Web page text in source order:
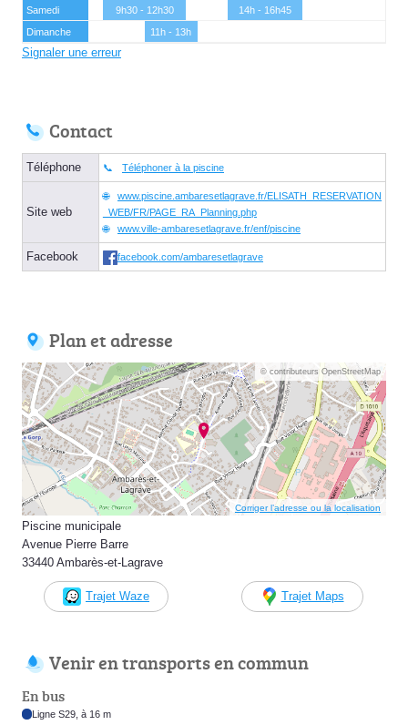
Samedi
9h30 - 12h30
14h - 16h45
Dimanche
11h - 13h
Signaler une erreur
Contact
Téléphone Téléphoner à la piscine
Site web
www.piscine.ambaresetlagrave.fr/ELISATH_RESERVATION
_WEB/FR/PAGE_RA_Planning.php
www.ville-ambaresetlagrave.fr/enf/piscine
Facebook facebook.com/ambaresetlagrave
Plan et adresse
© contributeurs OpenStreetMap
Corriger l’adresse ou la localisation
Piscine municipale
Avenue Pierre Barre
33440 Ambarès-et-Lagrave
Trajet Waze Trajet Maps
Venir en transports en commun
En bus
Ligne S29, à 16 m